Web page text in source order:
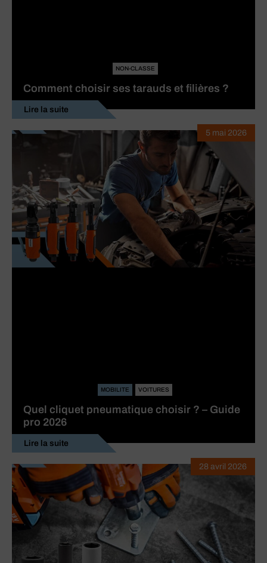
NON-CLASSE
Comment choisir ses tarauds et filières ?
Lire la suite
MOBILITE VOITURES
Quel cliquet pneumatique choisir ? – Guide
pro 2026
Lire la suite
5 mai 2026
28 avril 2026